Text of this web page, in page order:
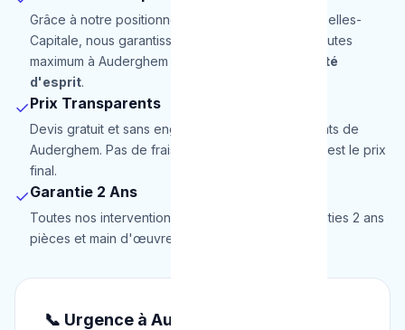
Grâce à notre positionnement stratégique en Bruxelles-
Capitale, nous garantissons une arrivée en 30 minutes
maximum à Auderghem pour une totale
tranquillité
d'esprit.
✓Prix Transparents
Devis gratuit et sans engagement pour les habitants de
Auderghem. Pas de frais cachés, le prix annoncé est le prix
final.
✓Garantie 2 Ans
Toutes nos interventions à Auderghem sont garanties 2 ans
pièces et main d'œuvre.
📞 Urgence à Auderghem ?